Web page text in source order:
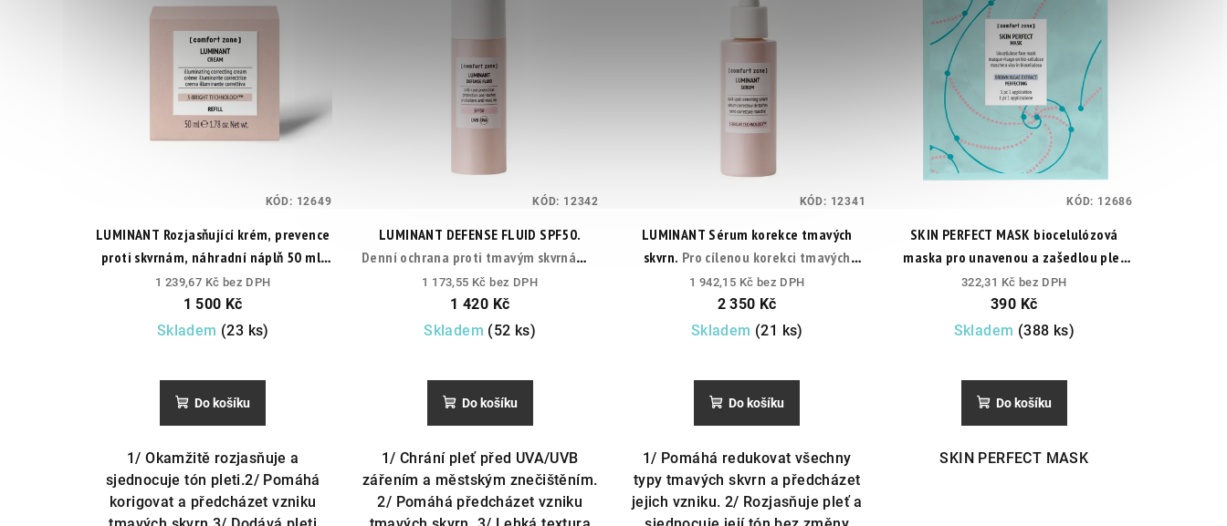
LUMINANT Rozjasňující krém, prevence
proti skvrnám, náhradní náplň 50 ml.
Pro okamžitě zářivější a sjednocenou
pleť.
1 239,67 Kč bez DPH
1 500 Kč
Skladem (23 ks)
Do košíku
1/ Okamžitě rozjasňuje a
sjednocuje tón pleti.2/ Pomáhá
korigovat a předcházet vzniku
KÓD: 12649
LUMINANT DEFENSE FLUID SPF50.
Denní ochrana proti tmavým skvrnám a
UV záření.
1 173,55 Kč bez DPH
1 420 Kč
Skladem (52 ks)
Do košíku
1/ Chrání pleť před UVA/UVB
zářením a městským znečištěním.
2/ Pomáhá předcházet vzniku
KÓD: 12342
LUMINANT Sérum korekce tmavých
skvrn. Pro cílenou korekci tmavých
skvrn a sjednocení tónu pleti.
1 942,15 Kč bez DPH
2 350 Kč
Skladem (21 ks)
Do košíku
1/ Pomáhá redukovat všechny
typy tmavých skvrn a předcházet
jejich vzniku. 2/ Rozjasňuje pleť a
KÓD: 12341
SKIN PERFECT MASK biocelulózová
maska pro unavenou a zašedlou pleť
výsledek je jemnější a hydratovanější
pokožka
322,31 Kč bez DPH
390 Kč
Skladem (388 ks)
Do košíku
SKIN PERFECT MASK
KÓD: 12686